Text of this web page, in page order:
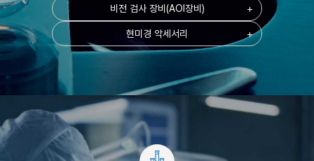
비전 검사 장비(AOI장비) add
현미경 악세서리 add